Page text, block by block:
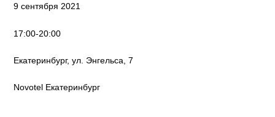
9 сентября 2021
17:00-20:00
Екатеринбург, ул. Энгельса, 7
Novotel Екатеринбург